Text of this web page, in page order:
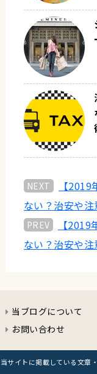
【
ない？治安や
【
ない？治安や
当ブログについて
お問い合わせ
当サイトに掲載している文章・